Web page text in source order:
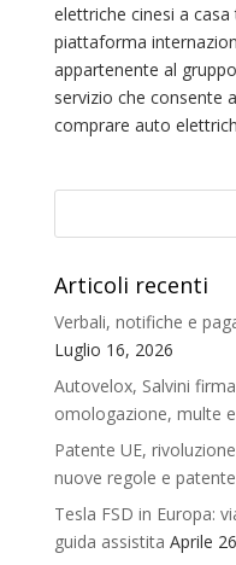
elettriche cinesi a
piattaforma
appartenente al
servizio che consente
comprare auto
Articoli recenti
Verbali, notifiche e
Luglio 16, 2026
Autovelox, Salvini
omologazione, multe
Patente UE,
nuove regole e
Tesla FSD in Europa:
guida assistita Aprile